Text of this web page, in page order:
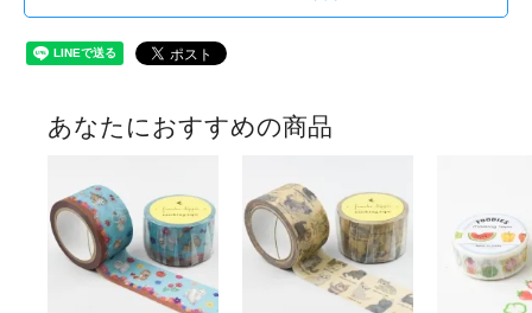
あなたにおすすめの商品